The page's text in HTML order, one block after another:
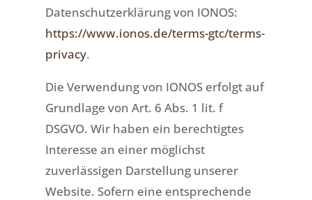
Datenschutzerklärung von IONOS:
https://www.ionos.de/terms-gtc/terms-
privacy.
Die Verwendung von IONOS erfolgt auf
Grundlage von Art. 6 Abs. 1 lit. f
DSGVO. Wir haben ein berechtigtes
Interesse an einer möglichst
zuverlässigen Darstellung unserer
Website. Sofern eine entsprechende